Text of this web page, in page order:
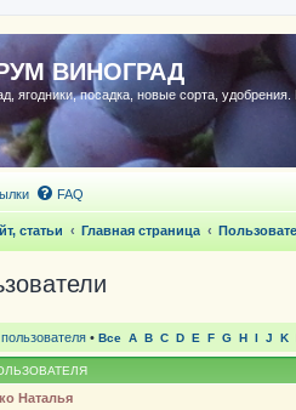
ВИНОГРАД
ягодники, посадка, новые сорта,
FAQ
статьи Главная страница
• Все A B C D E F G H I J K
Наталья